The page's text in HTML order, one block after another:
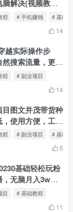
解决(视频教学
程 # 手机赚钱 # 基础
14
越实际操作步
搜索流量，更落
程 # 副业项目
14
图文并茂带货种
使用方便，工作
程 # 副业项目 # 基础
5
基础轻松玩粉
无脑月入3w实
目 # 基础教程
11